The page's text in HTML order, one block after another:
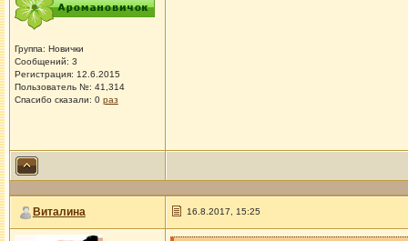
Группа: Новички
Сообщений: 3
Регистрация: 12.6.2015
Пользователь №: 41,314
Спасибо сказали: 0 раз
Виталина 16.8.2017, 15:25